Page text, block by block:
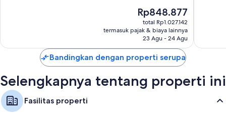
Harga
sekarang
Rp848.877
Rp848.877
total Rp1.027.142
termasuk pajak & biaya lainnya
23 Agu - 24 Agu
Bandingkan dengan properti serupa
Selengkapnya tentang properti ini
Fasilitas properti